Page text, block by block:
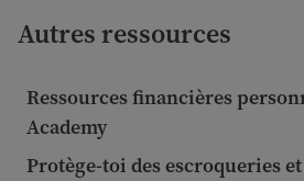
Autres ressources
Ressources financières
Academy
Protège-toi des escroqueries